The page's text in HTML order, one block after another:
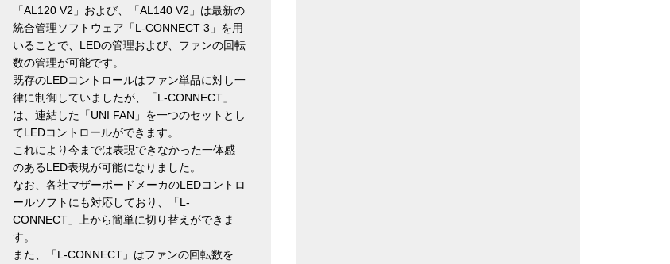
「AL120 V2」および、「AL140 V2」は最新の
統合管理ソフトウェア「L-CONNECT 3」を用
いることで、LEDの管理および、ファンの回転
数の管理が可能です。
既存のLEDコントロールはファン単品に対し一
律に制御していましたが、「L-CONNECT」
は、連結した「UNI FAN」を一つのセットとし
てLEDコントロールができます。
これにより今までは表現できなかった一体感
のあるLED表現が可能になりました。
なお、各社マザーボードメーカのLEDコントロ
ールソフトにも対応しており、「L-
CONNECT」上から簡単に切り替えができま
す。
また、「L-CONNECT」はファンの回転数を